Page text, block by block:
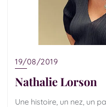
19/08/2019
Nathalie Lorson
Une histoire, un nez, un